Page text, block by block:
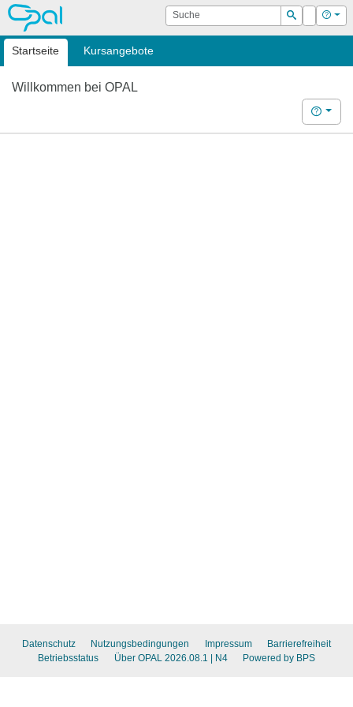
OPAL Suche
Suchen
Login Hilfe
Startseite Kursangebote
Willkommen bei OPAL
Hilfe
Datenschutz Nutzungsbedingungen Impressum
Barrierefreiheit
Betriebsstatus
Über OPAL 2026.08.1 | N4 Powered by BPS